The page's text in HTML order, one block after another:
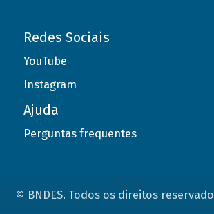
Redes Sociais
YouTube
Instagram
Ajuda
Perguntas frequentes
© BNDES. Todos os direitos